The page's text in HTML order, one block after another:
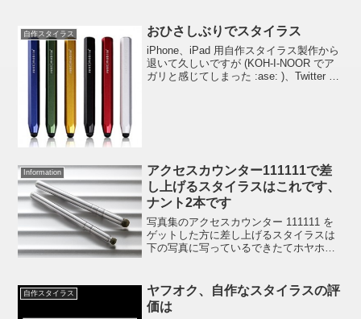
自作スタイラス おひさしぶりでスタイラス
iPhone、iPad 用自作スタイラス製作から
退いて久しいですが (KOH-I-NOOR でア
ガリと感じてしまった :ase: )、Twitter で
Information
アクセスカウンター111111で差
し上げるスタイラスはこれです、
ナント2本です
写真集のアクセスカウンター 111111 を
ゲットした方に差し上げるスタイラスは
下の写真に写っているできたてホヤホヤ
舞いですｗ手前が iPhone のキーボード
で...
自作スタイラス
ヤフオク、自作なスタイラスの評
価は